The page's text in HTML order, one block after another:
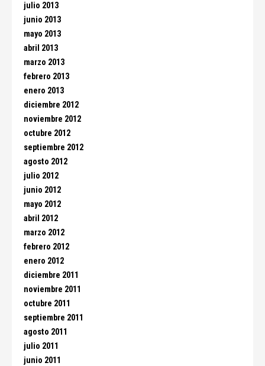
julio 2013
junio 2013
mayo 2013
abril 2013
marzo 2013
febrero 2013
enero 2013
diciembre 2012
noviembre 2012
octubre 2012
septiembre 2012
agosto 2012
julio 2012
junio 2012
mayo 2012
abril 2012
marzo 2012
febrero 2012
enero 2012
diciembre 2011
noviembre 2011
octubre 2011
septiembre 2011
agosto 2011
julio 2011
junio 2011